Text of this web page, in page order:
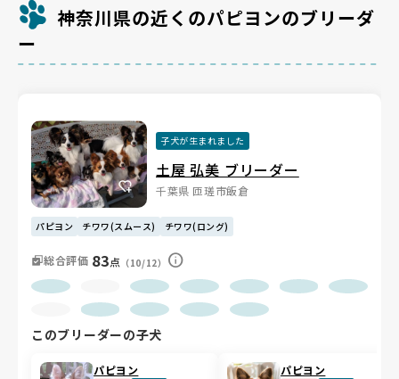
神奈川県の近くのパピヨンのブリーダ
ー
子犬が生まれました
土屋 弘美 ブリーダー
千葉県 匝瑳市飯倉
パピヨン チワワ(スムース) チワワ(ロング)
総合評価 83点 （10/12）
このブリーダーの子犬
パピヨン パピヨン